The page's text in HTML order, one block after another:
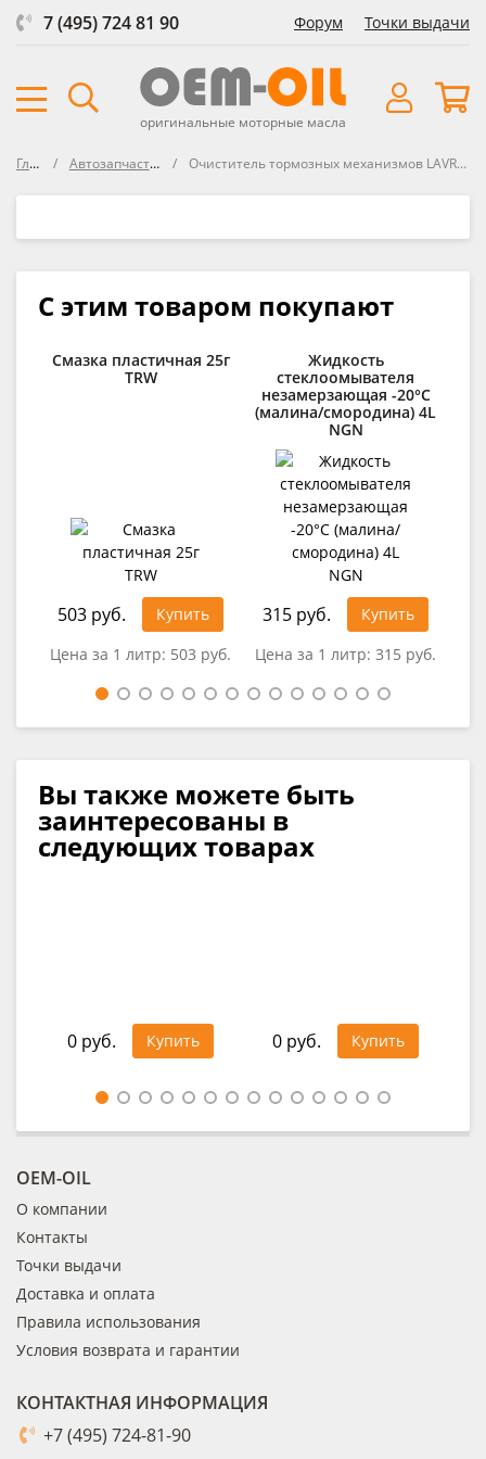
7 (495) 724 81 90 Форум Точки выдачи
оригинальные моторные масла
Главная Автозапчасти автосозданные Очиститель тормозных механизмов LAVR Brake parts cleaner 400мл (аэрозоль) LAVR
С этим товаром покупают
Смазка пластичная 25г
TRW
503 руб.
Купить
Цена за 1 литр: 503 руб.
Жидкость
стеклоомывателя
незамерзающая -20°C
(малина/смородина) 4L
NGN
315 руб.
Купить
Цена за 1 литр: 315 руб.
Вы также можете быть
заинтересованы в
следующих товарах
0 руб. Купить 0 руб. Купить
OEM-OIL
О компании
Контакты
Точки выдачи
Доставка и оплата
Правила использования
Условия возврата и гарантии
КОНТАКТНАЯ ИНФОРМАЦИЯ
+7 (495) 724-81-90